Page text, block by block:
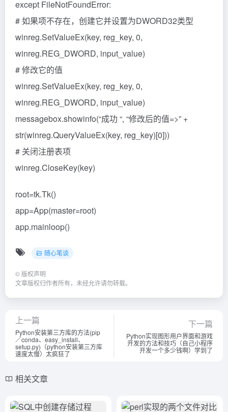
except FileNotFoundError:
# 如果项不存在，创建它并设置为DWORD32类型
winreg.SetValueEx(key, reg_key, 0,
winreg.REG_DWORD, input_value)
# 修改它的值
winreg.SetValueEx(key, reg_key, 0,
winreg.REG_DWORD, input_value)
messagebox.showinfo(“成功 “, “修改后的值=>” +
str(winreg.QueryValueEx(key, reg_key)[0]))
# 关闭注册表项
winreg.CloseKey(key)
root=tk.Tk()
app=App(master=root)
app.mainloop()
随心笔谈
© 版权声明
文章版权归作者所有，未经允许请勿转载。
上一篇
Python安装第三方库的方法(pip
／conda、easy_install、
setup.py)（python安装第三方库
速度太慢）太疯狂了
下一篇
Python实现图形用户界面和游戏
开发的方法和技巧（自己小程序
开发一个多少钱啊）学到了
相关文章